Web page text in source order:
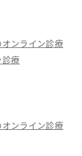
オンライン診療
診療
ンライン診療